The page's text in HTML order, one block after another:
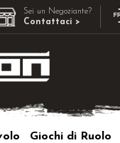
Sei un Negoziante?
Contattaci >
Giochi di Ruolo